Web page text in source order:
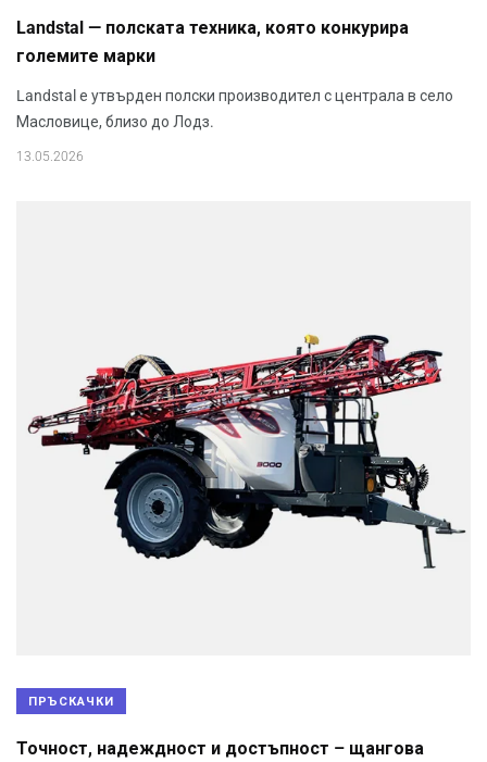
Landstal — полската техника, която конкурира
големите марки
Landstal е утвърден полски производител с централа в село
Масловице, близо до Лодз.
13.05.2026
ПРЪСКАЧКИ
Точност, надеждност и достъпност – щангова